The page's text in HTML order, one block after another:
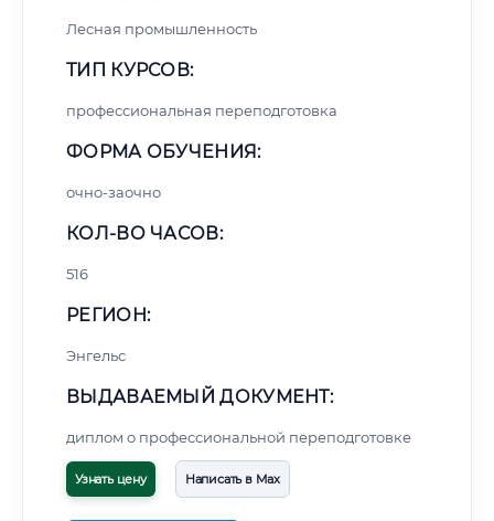
Лесная промышленность
ТИП КУРСОВ:
профессиональная переподготовка
ФОРМА ОБУЧЕНИЯ:
очно-заочно
КОЛ-ВО ЧАСОВ:
516
РЕГИОН:
Энгельс
ВЫДАВАЕМЫЙ ДОКУМЕНТ:
диплом о профессиональной переподготовке
Узнать цену Написать в Max